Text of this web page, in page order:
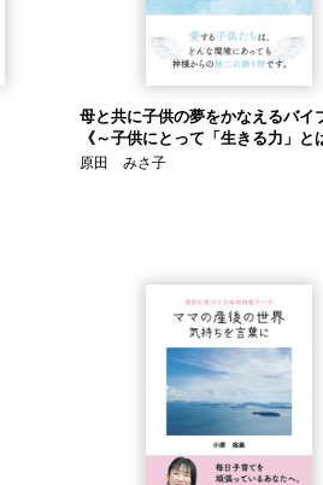
母と共に子供の夢をかなえるバイ
《～子供にとって「生きる力」と
原田 みさ子